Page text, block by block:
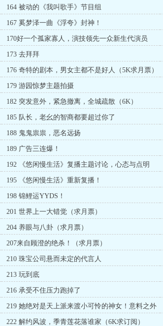
干！
164 被动的《我叫歌手》节目组
167 奚梦泽一曲《浮夸》封神！
170好一个孤家寡人，演技领先一众新生代演员
173 去拜拜
176 奇特的剧本，男女主都不是好人（5K求月票）
179 游园惊梦主题拍摄
182 突发意外，紧急撤离，全城疏散（6K）
185 队长，老幺的智商都要超过你了
188 鬼鬼祟祟，恶名远扬
189 广告三连爆！
192 《悠闲慢生活》复播主题讨论，心态与点明
195 《悠闲慢生活》重新复播！
198 锦鲤运YYDS！
201 世界上一大错觉（求月票）
204 养眼与八卦（求月票）
207来自顾澄的绝杀！（求月票）
210 珠宝公司悬而未定的代言人
213 玩到底
216 承受不住压力跑掉了
219 她绝对是天上派来渡小可怜的神女！意料之外
的瞩目（求月票）
222 解约风波，季青莲花落谁家（6K求订阅）